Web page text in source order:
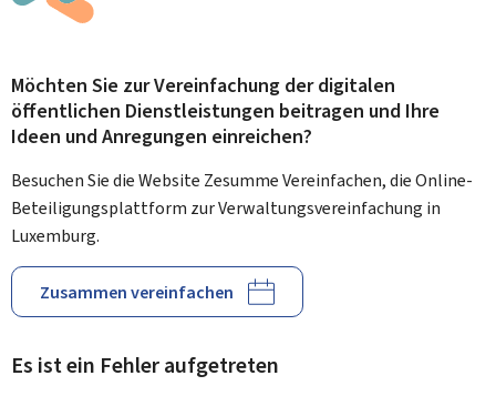
Möchten Sie zur Vereinfachung der digitalen
öffentlichen Dienstleistungen beitragen und Ihre
Ideen und Anregungen einreichen?
Besuchen Sie die Website Zesumme Vereinfachen, die Online-
Beteiligungsplattform zur Verwaltungsvereinfachung in
Luxemburg.
Zusammen vereinfachen
Es ist ein Fehler aufgetreten